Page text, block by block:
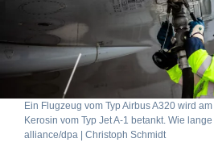
Ein Flugzeug vom Typ Airbus A320 wird
Kerosin vom Typ Jet A-1 betankt. Wie
alliance/dpa | Christoph Schmidt